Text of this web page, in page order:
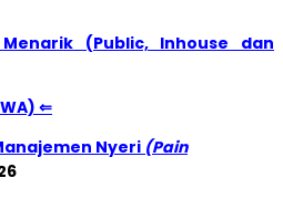
(Public, Inhouse dan
⇐
Nyeri (Pain